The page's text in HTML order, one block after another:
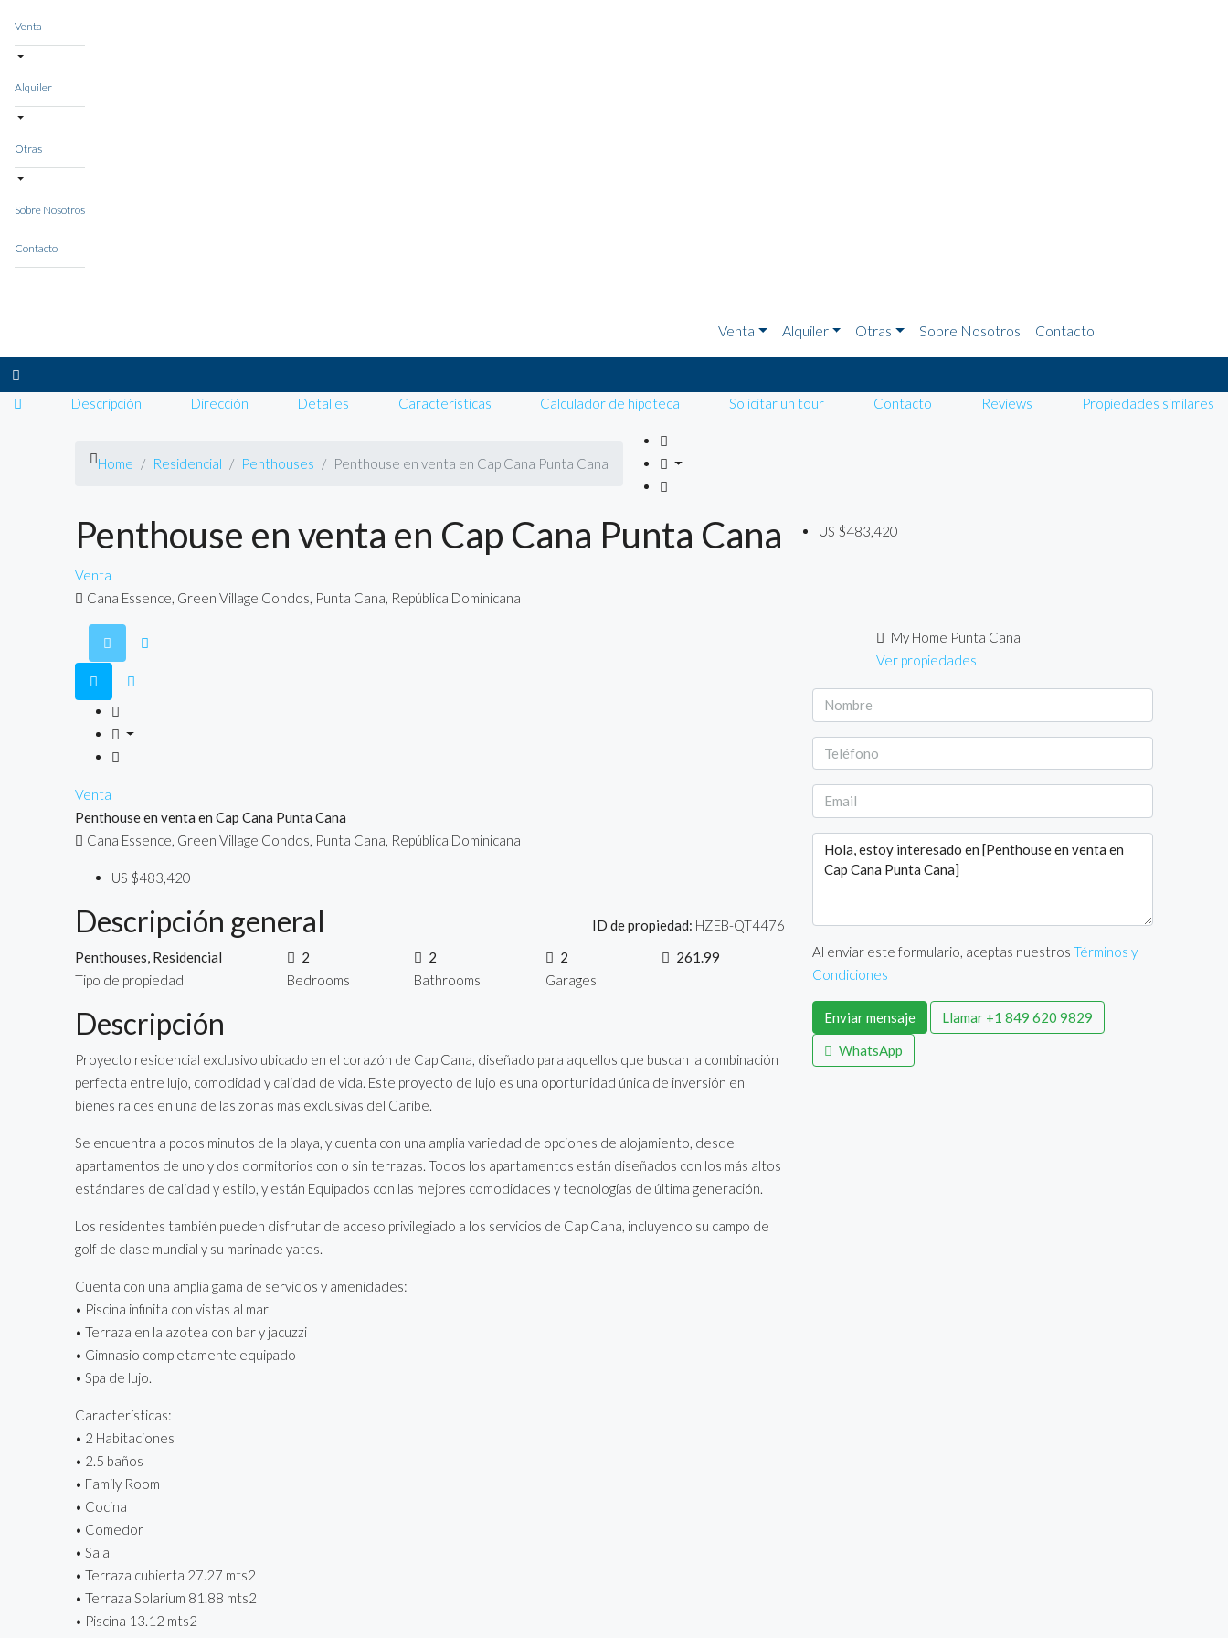
Venta
Alquiler
Otras
Sobre Nosotros
Contacto
Venta Alquiler Otras Sobre Nosotros Contacto
Descripción Dirección Detalles Características Calculador de hipoteca Solicitar un tour Contacto Reviews Propiedades similares
Home Residencial Penthouses Penthouse en venta en Cap Cana Punta Cana
Penthouse en venta en Cap Cana Punta Cana US $483,420
Venta
Cana Essence, Green Village Condos, Punta Cana, República Dominicana
Venta
Penthouse en venta en Cap Cana Punta Cana
Cana Essence, Green Village Condos, Punta Cana, República Dominicana
US $483,420
Descripción general ID de propiedad: HZEB-QT4476
Penthouses, Residencial
Tipo de propiedad
2
Bedrooms
2
Bathrooms
2
Garages
261.99
Descripción
Proyecto residencial exclusivo ubicado en el corazón de Cap Cana, diseñado para aquellos que buscan la combinación
perfecta entre lujo, comodidad y calidad de vida. Este proyecto de lujo es una oportunidad única de inversión en
bienes raíces en una de las zonas más exclusivas del Caribe.
Se encuentra a pocos minutos de la playa, y cuenta con una amplia variedad de opciones de alojamiento, desde
apartamentos de uno y dos dormitorios con o sin terrazas. Todos los apartamentos están diseñados con los más altos
estándares de calidad y estilo, y están Equipados con las mejores comodidades y tecnologías de última generación.
Los residentes también pueden disfrutar de acceso privilegiado a los servicios de Cap Cana, incluyendo su campo de
golf de clase mundial y su marinade yates.
Cuenta con una amplia gama de servicios y amenidades:
• Piscina infinita con vistas al mar
• Terraza en la azotea con bar y jacuzzi
• Gimnasio completamente equipado
• Spa de lujo.
Características:
• 2 Habitaciones
• 2.5 baños
• Family Room
• Cocina
• Comedor
• Sala
• Terraza cubierta 27.27 mts2
• Terraza Solarium 81.88 mts2
• Piscina 13.12 mts2
My Home Punta Cana
Ver propiedades
Al enviar este formulario, aceptas nuestros Términos y
Condiciones
Enviar mensaje Llamar +1 849 620 9829
WhatsApp